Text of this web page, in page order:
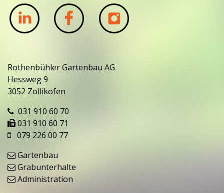
Rothenbühler Gartenbau AG
Hessweg 9
3052 Zollikofen
031 910 60 70
031 910 60 71
079 226 00 77
Gartenbau
Grabunterhalte
Administration